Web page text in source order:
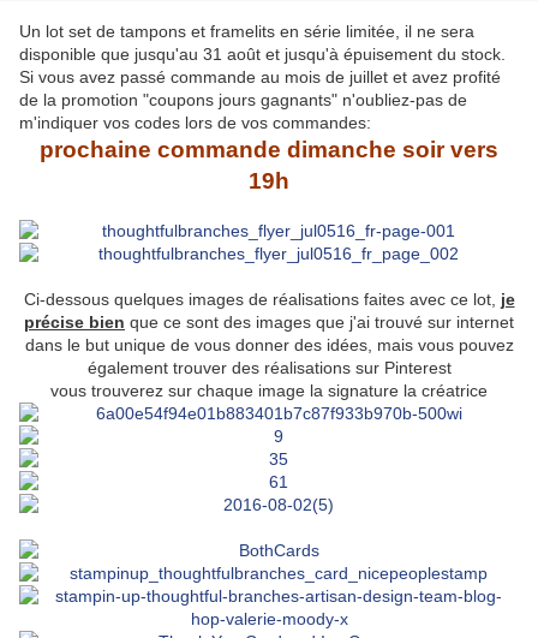
Un lot set de tampons et framelits en série limitée, il ne sera
disponible que jusqu'au 31 août et jusqu'à épuisement du stock.
Si vous avez passé commande au mois de juillet et avez profité
de la promotion "coupons jours gagnants" n'oubliez-pas de
m'indiquer vos codes lors de vos commandes:
prochaine commande dimanche soir vers
19h
Ci-dessous quelques images de réalisations faites avec ce lot, je
précise bien que ce sont des images que j'ai trouvé sur internet
dans le but unique de vous donner des idées, mais vous pouvez
également trouver des réalisations sur Pinterest
vous trouverez sur chaque image la signature la créatrice